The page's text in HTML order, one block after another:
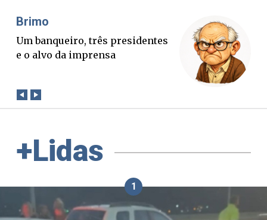
Misael Elias
O Boato corre mais rápido que a
verdade. Mas quem paga a
+Lidas
1